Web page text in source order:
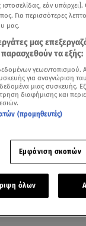
εάν
Για περισσότερες
μας.
μας
τα εξής:
γεωεντοπισμού.
για αναγνώριση
μιας συσκευής.
διαφήμισης και
(προμηθευτές)
Εμφάνιση σκοπών
όλων